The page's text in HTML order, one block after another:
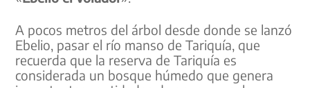
A pocos metros del árbol desde donde se lanzó
Ebelio, pasar el río manso de Tariquía, que
recuerda que la reserva de Tariquía es
considerada un bosque húmedo que genera